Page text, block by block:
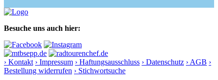
Besuche uns auch hier:
› Kontakt › Impressum › Haftungsausschluss › Datenschutz › AGB ›
Bestellung widerrufen › Stichwortsuche